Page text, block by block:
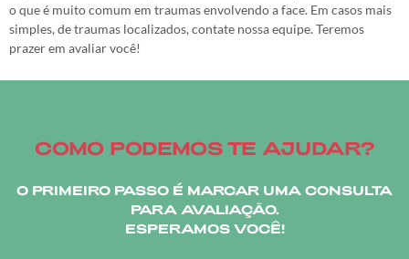
o que é muito comum em traumas envolvendo a face. Em casos mais
simples, de traumas localizados, contate nossa equipe. Teremos
prazer em avaliar você!
COMO PODEMOS TE AJUDAR?
O PRIMEIRO PASSO É MARCAR UMA CONSULTA
PARA AVALIAÇÃO.
ESPERAMOS VOCÊ!